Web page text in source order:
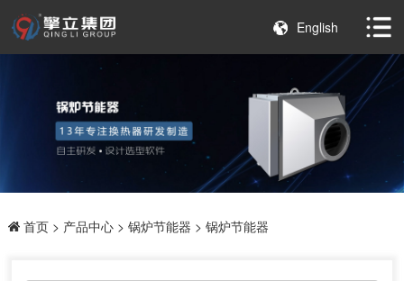
English
首页> 产品中心> 锅炉节能器 > 锅炉节能器